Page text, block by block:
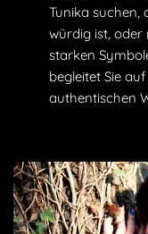
Tunika suchen,
würdig ist,
starken
begleitet Sie
authentischen